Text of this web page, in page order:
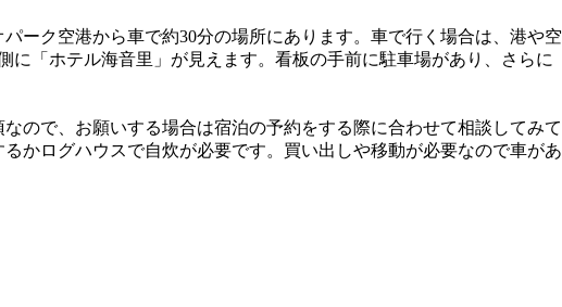
ーク空港から車で約30分の場所にあります。車で行く場合は、港や空
「ホテル海音里」が見えます。看板の手前に駐車場があり、さらに
ので、お願いする場合は宿泊の予約をする際に合わせて相談してみて
かログハウスで自炊が必要です。買い出しや移動が必要なので車があ